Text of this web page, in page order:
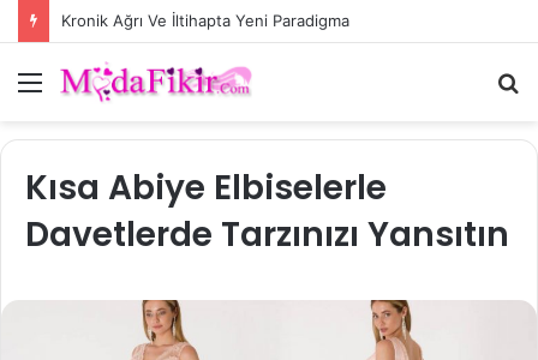
Kronik Ağrı Ve İltihapta Yeni Paradigma
Menü
Kısa Abiye Elbiselerle
Davetlerde Tarzınızı Yansıtın